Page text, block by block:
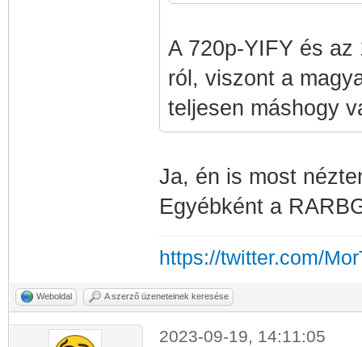
A 720p-YIFY és az
ról, viszont a
teljesen máshogy
Ja, én is most
Egyébként a
https://twitter.com/
Weboldal A szerző üzeneteinek keresése
2023-09-19, 14:11:05